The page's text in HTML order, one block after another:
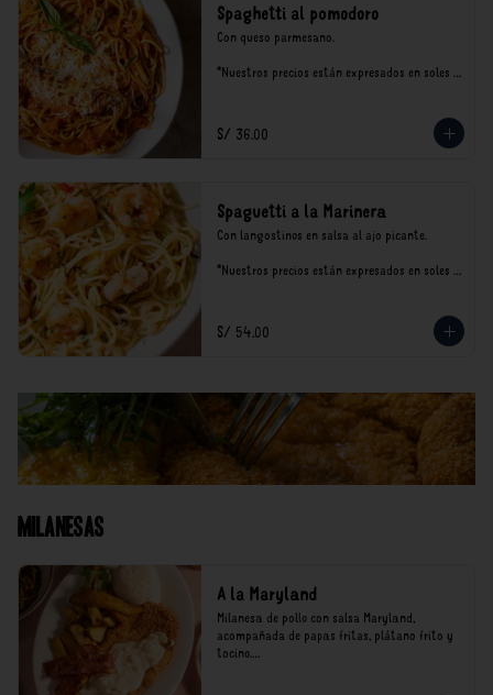
Spaghetti al pomodoro
Con queso parmesano.
*Nuestros precios están expresados en soles e
S/ 36.00
Spaguetti a la Marinera
Con langostinos en salsa al ajo picante.
*Nuestros precios están expresados en soles e
S/ 54.00
Milanesas
A la Maryland
Milanesa de pollo con salsa Maryland,
acompañada de papas fritas, plátano frito y
tocino.